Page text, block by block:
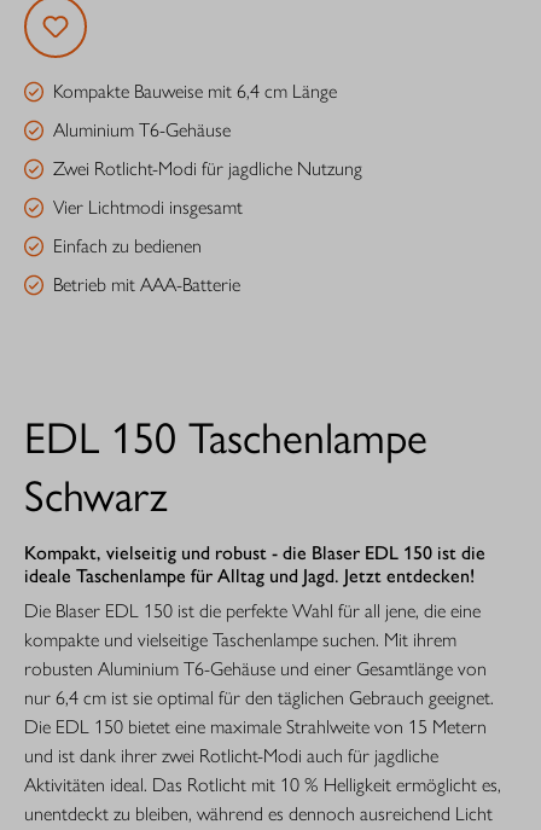
Kompakte Bauweise mit 6,4 cm Länge
Aluminium T6-Gehäuse
Zwei Rotlicht-Modi für jagdliche Nutzung
Vier Lichtmodi insgesamt
Einfach zu bedienen
Betrieb mit AAA-Batterie
EDL 150 Taschenlampe
Schwarz
Kompakt, vielseitig und robust - die Blaser EDL 150 ist die
ideale Taschenlampe für Alltag und Jagd. Jetzt entdecken!
Die Blaser EDL 150 ist die perfekte Wahl für all jene, die eine
kompakte und vielseitige Taschenlampe suchen. Mit ihrem
robusten Aluminium T6-Gehäuse und einer Gesamtlänge von
nur 6,4 cm ist sie optimal für den täglichen Gebrauch geeignet.
Die EDL 150 bietet eine maximale Strahlweite von 15 Metern
und ist dank ihrer zwei Rotlicht-Modi auch für jagdliche
Aktivitäten ideal. Das Rotlicht mit 10 % Helligkeit ermöglicht es,
unentdeckt zu bleiben, während es dennoch ausreichend Licht